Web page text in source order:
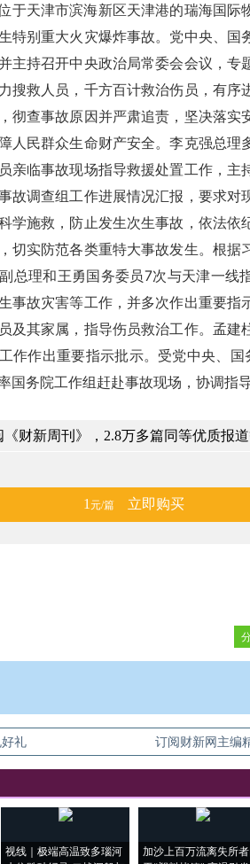
天津市滨海新区天津港的瑞海国际
特别重大火灾爆炸事故。党中央、国
主持召开中央政治局常委会会议，专
搜救人员，千方百计救治伤员，有序
彻查事故原因并严肃追责，坚决落实
人民群众生命财产安全。李克强总理
亲临事故现场指导救援处置工作，主
故调查组工作进展情况汇报，要求对
学施救，防止发生次生事故，依法依
切实防范各类重特大事故发生。根据
总理和王勇国务委员7次与天津一线
事故灾害等工作，并多次作出重要指
及其家属，指导伤员救治工作。孟建
作作出重要指示批示。受党中央、
国务院工作组赶赴事故现场，协调指
《财新周刊》，2.8万多篇同等优质报
1 元/篇 立即购买
钮，提交相关信息。经确认即可刊登转载。
礼 订阅财新网主编
视线｜极端高温致多瑙河
加沙上百万流离失所